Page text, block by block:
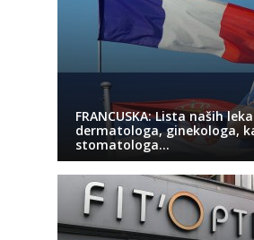
FRANCUSKA: Lista naših
dermatologa, ginekologa,
stomatologa…